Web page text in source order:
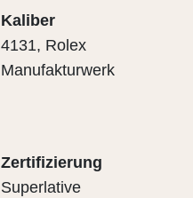
Kaliber
4131, Rolex
Manufakturwerk
Zertifizierung
Superlative